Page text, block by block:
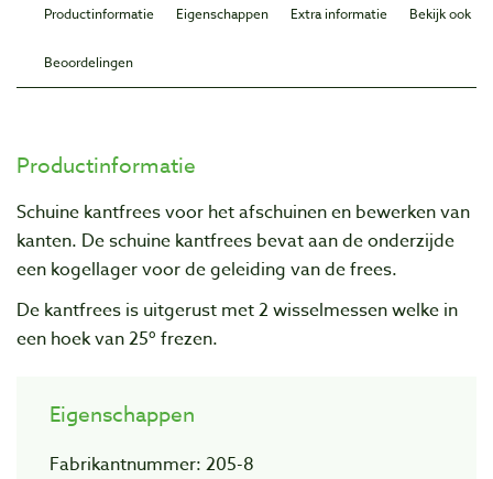
Productinformatie Eigenschappen Extra informatie Bekijk ook
Beoordelingen
Productinformatie
Schuine kantfrees voor het afschuinen en bewerken van
kanten. De schuine kantfrees bevat aan de onderzijde
een kogellager voor de geleiding van de frees.
De kantfrees is uitgerust met 2 wisselmessen welke in
een hoek van 25º frezen.
Eigenschappen
Fabrikantnummer: 205-8